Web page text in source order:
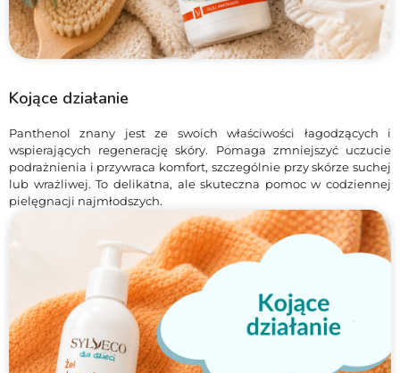
Kojące działanie
Panthenol znany jest ze swoich właściwości łagodzących i
wspierających regenerację skóry. Pomaga zmniejszyć uczucie
podrażnienia i przywraca komfort, szczególnie przy skórze suchej
lub wrażliwej. To delikatna, ale skuteczna pomoc w codziennej
pielęgnacji najmłodszych.